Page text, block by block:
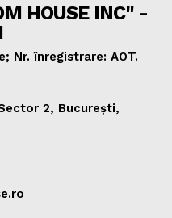
HOUSE INC" -
Nr. înregistrare: AOT.
2, București,